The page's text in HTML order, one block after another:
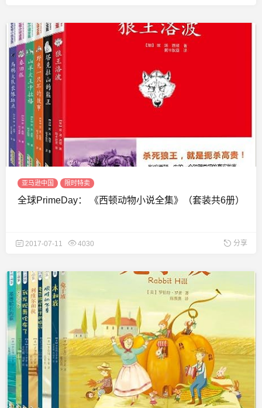
亚马逊中国 限时特卖
全球PrimeDay： 《西顿动物小说全集》（套装共6册）
2017-07-11 4030 分享